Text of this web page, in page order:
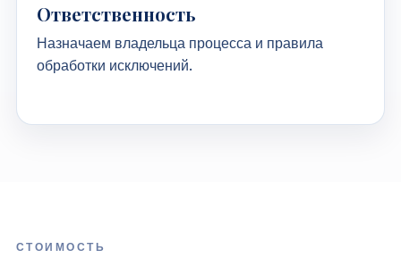
Ответственность
Назначаем владельца процесса и правила
обработки исключений.
СТОИМОСТЬ